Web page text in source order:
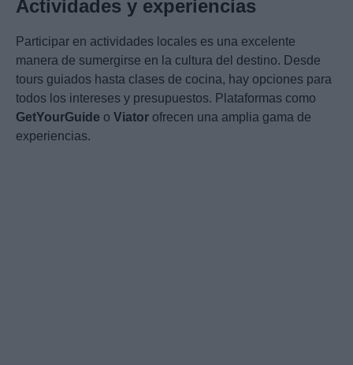
Actividades y experiencias
Participar en actividades locales es una excelente
manera de sumergirse en la cultura del destino. Desde
tours guiados hasta clases de cocina, hay opciones para
todos los intereses y presupuestos. Plataformas como
GetYourGuide o Viator ofrecen una amplia gama de
experiencias.